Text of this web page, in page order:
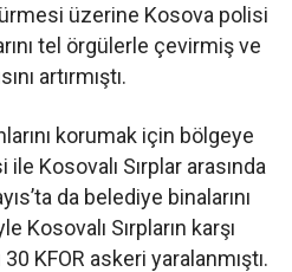
üzerine Kosova polisi
tel örgülerle çevirmiş ve
artırmıştı.
korumak için bölgeye
Kosovalı Sırplar arasında
da belediye binalarını
Kosovalı Sırpların karşı
KFOR askeri yaralanmıştı.